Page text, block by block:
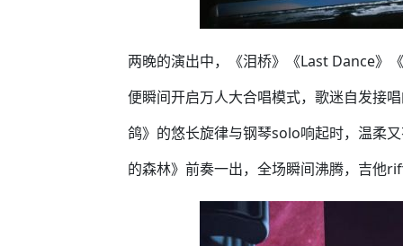
两晚的演出中，《泪桥》《Last Dance》
便瞬间开启万人大合唱模式，歌迷自发接
鸽》的悠长旋律与钢琴solo响起时，温柔
的森林》前奏一出，全场瞬间沸腾，吉他